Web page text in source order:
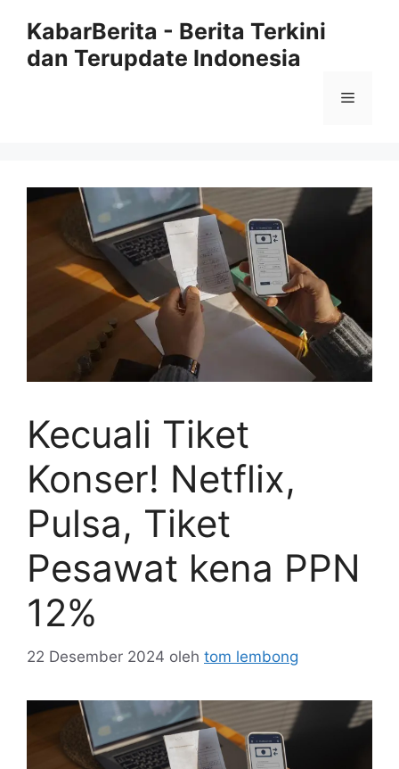
KabarBerita - Berita Terkini
dan Terupdate Indonesia
Menu
Kecuali Tiket
Konser! Netflix,
Pulsa, Tiket
Pesawat kena PPN
12%
22 Desember 2024 oleh tom lembong